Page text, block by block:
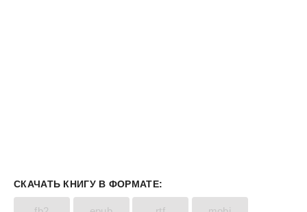
СКАЧАТЬ КНИГУ В ФОРМАТЕ: